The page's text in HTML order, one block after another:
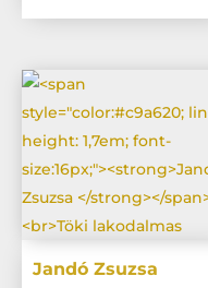
Jandó Zsuzsa